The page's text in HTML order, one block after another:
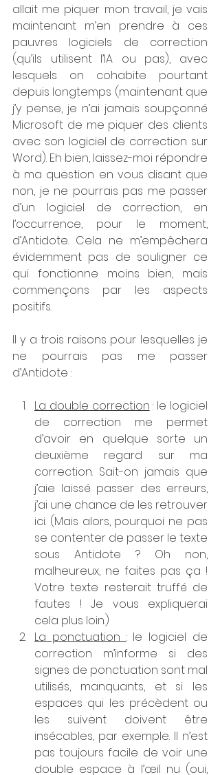
allait me piquer mon travail, je vais
maintenant m’en prendre à ces
pauvres logiciels de correction
(qu’ils utilisent l’IA ou pas), avec
lesquels on cohabite pourtant
depuis longtemps (maintenant que
j’y pense, je n’ai jamais soupçonné
Microsoft de me piquer des clients
avec son logiciel de correction sur
Word). Eh bien, laissez-moi répondre
à ma question en vous disant que
non, je ne pourrais pas me passer
d’un logiciel de correction, en
l’occurrence, pour le moment,
d’Antidote. Cela ne m’empêchera
évidemment pas de souligner ce
qui fonctionne moins bien, mais
commençons par les aspects
positifs.
Il y a trois raisons pour lesquelles je
ne pourrais pas me passer
d’Antidote :
La double correction : le logiciel
de correction me permet
d’avoir en quelque sorte un
deuxième regard sur ma
correction. Sait-on jamais que
j’aie laissé passer des erreurs,
j’ai une chance de les retrouver
ici. (Mais alors, pourquoi ne pas
se contenter de passer le texte
sous Antidote ? Oh non,
malheureux, ne faites pas ça !
Votre texte resterait truffé de
fautes ! Je vous expliquerai
cela plus loin.)
La ponctuation : le logiciel de
correction m’informe si des
signes de ponctuation sont mal
utilisés, manquants, et si les
espaces qui les précèdent ou
les suivent doivent être
insécables, par exemple. Il n’est
pas toujours facile de voir une
double espace à l’œil nu (oui,